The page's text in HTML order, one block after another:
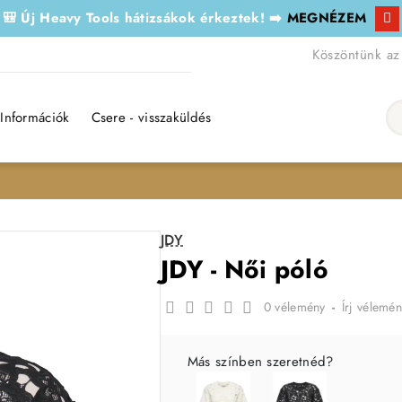
🎒 Új Heavy Tools hátizsákok érkeztek! ➡️ MEGNÉZEM
Köszöntünk
Információk Csere - visszaküldés
JDY
JDY - Női póló
0 vélemény - Írj
Más színben szeretnéd?